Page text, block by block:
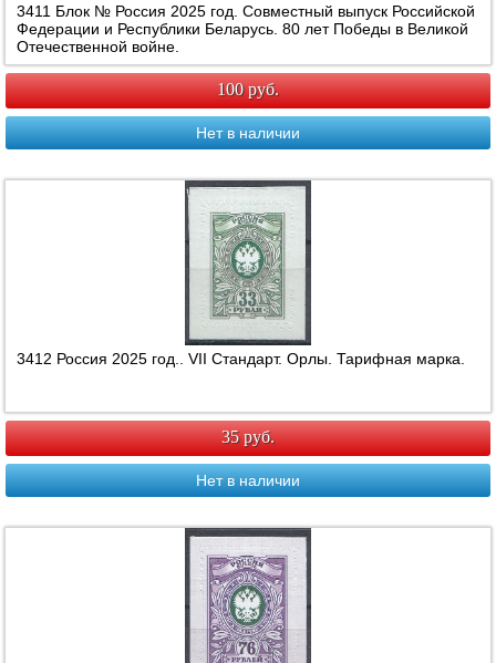
3411 Блок № Россия 2025 год. Совместный выпуск Российской
Федерации и Республики Беларусь. 80 лет Победы в Великой
Отечественной войне.
100 руб.
Нет в наличии
3412 Россия 2025 год.. VII Стандарт. Орлы. Тарифная марка.
35 руб.
Нет в наличии